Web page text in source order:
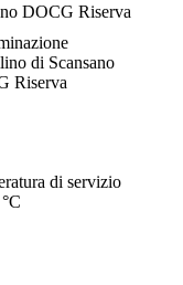
DOCG Riserva
di Scansano
Riserva
di servizio